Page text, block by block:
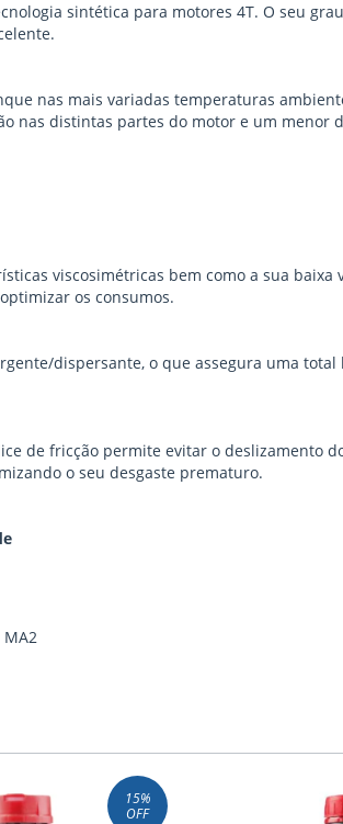
sintética para motores 4T. O seu
nas mais variadas temperaturas
nas distintas partes do motor e um menor
viscosimétricas bem como a sua baixa
os consumos.
dispersante, o que assegura uma total
de fricção permite evitar o deslizamento
o seu desgaste prematuro.
MA2
15%
OFF